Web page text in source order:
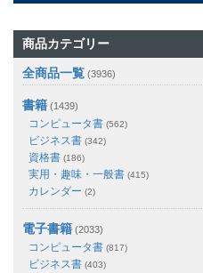
商品カテゴリー
全商品一覧 (3936)
書籍 (1439)
コンピュータ書 (562)
ビジネス書 (342)
資格書 (186)
実用・趣味・一般書 (415)
カレンダー (2)
電子書籍 (2033)
コンピュータ書 (817)
ビジネス書 (403)